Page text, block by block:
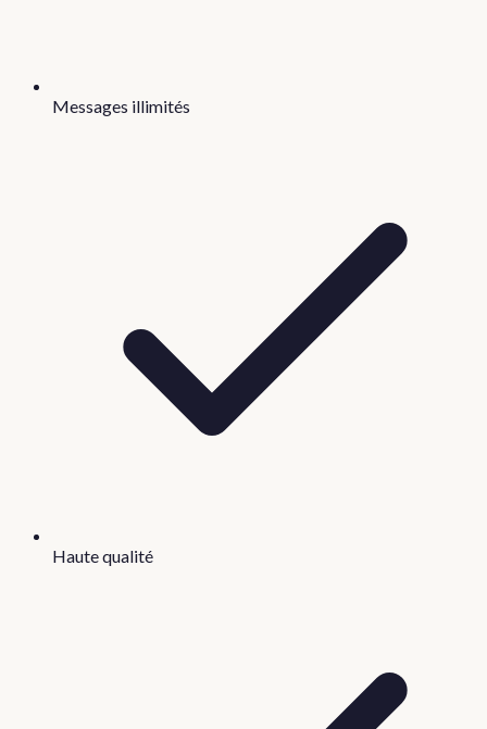
Messages illimités
Haute qualité